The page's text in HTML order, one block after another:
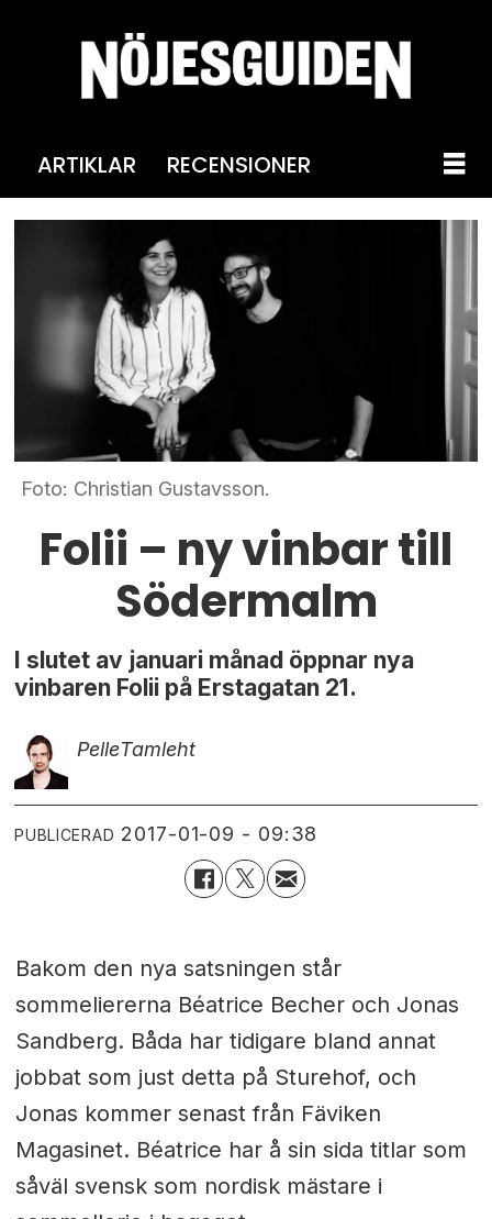
ARTIKLAR RECENSIONER
Foto: Christian Gustavsson.
Folii – ny vinbar till
Södermalm
I slutet av januari månad öppnar nya
vinbaren Folii på Erstagatan 21.
PelleTamleht
PUBLICERAD 2017-01-09 - 09:38
Bakom den nya satsningen står
sommeliererna Béatrice Becher och Jonas
Sandberg. Båda har tidigare bland annat
jobbat som just detta på Sturehof, och
Jonas kommer senast från Fäviken
Magasinet. Béatrice har å sin sida titlar som
såväl svensk som nordisk mästare i